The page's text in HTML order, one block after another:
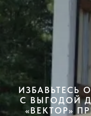
ИЗБАВЬТЕСЬ
С ВЫГОДОЙ
«ВЕКТОР»